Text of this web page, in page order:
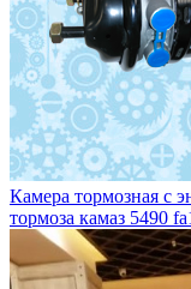
Камера тормозная с
тормоза камаз 5490